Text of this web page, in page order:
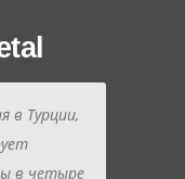
в Турции,
в четыре